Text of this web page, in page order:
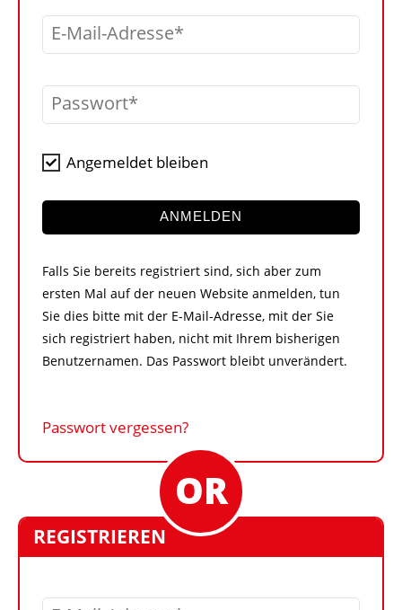
VIDEOS
BIBLIOTHEK
KRAN & BÜHNE
KONTAKT
E-Mail-Adresse
Passwort
Angemeldet bleiben
ANMELDEN
Falls Sie bereits registriert sind, sich aber zum
ersten Mal auf der neuen Website anmelden, tun
Sie dies bitte mit der E-Mail-Adresse, mit der Sie
sich registriert haben, nicht mit Ihrem bisherigen
Benutzernamen. Das Passwort bleibt unverändert.
Passwort vergessen?
REGISTRIEREN